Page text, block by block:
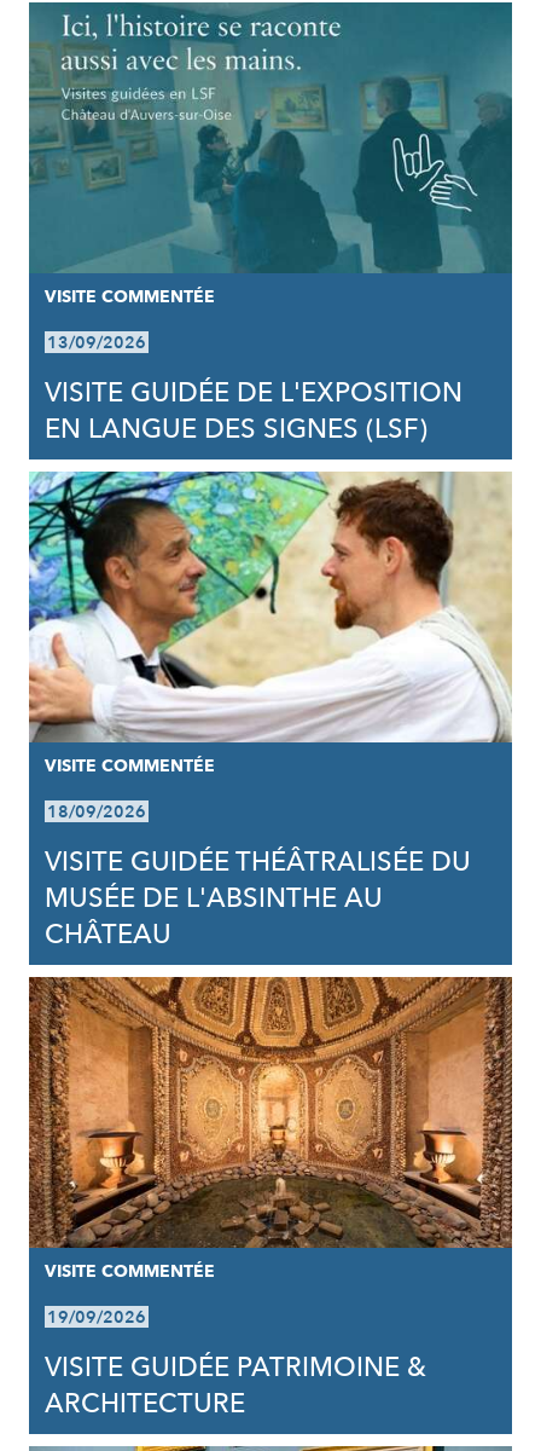
VISITE COMMENTÉE
13/09/2026
VISITE GUIDÉE DE L'EXPOSITION
EN LANGUE DES SIGNES (LSF)
VISITE COMMENTÉE
18/09/2026
VISITE GUIDÉE THÉÂTRALISÉE DU
MUSÉE DE L'ABSINTHE AU
CHÂTEAU
VISITE COMMENTÉE
19/09/2026
VISITE GUIDÉE PATRIMOINE &
ARCHITECTURE